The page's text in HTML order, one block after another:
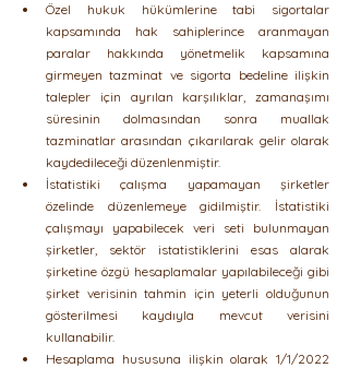
Özel hukuk hükümlerine tabi sigortalar
kapsamında hak sahiplerince aranmayan
paralar hakkında yönetmelik kapsamına
girmeyen tazminat ve sigorta bedeline ilişkin
talepler için ayrılan karşılıklar, zamanaşımı
süresinin dolmasından sonra muallak
tazminatlar arasından çıkarılarak gelir olarak
kaydedileceği düzenlenmiştir.
İstatistiki çalışma yapamayan şirketler
özelinde düzenlemeye gidilmiştir. İstatistiki
çalışmayı yapabilecek veri seti bulunmayan
şirketler, sektör istatistiklerini esas alarak
şirketine özgü hesaplamalar yapılabileceği gibi
şirket verisinin tahmin için yeterli olduğunun
gösterilmesi kaydıyla mevcut verisini
kullanabilir.
Hesaplama hususuna ilişkin olarak 1/1/2022